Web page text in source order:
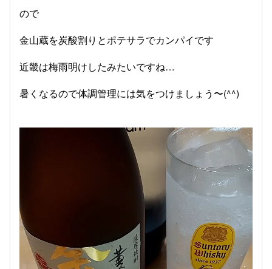
ので
金山蔵を炭酸割りとポテサラでカンパイです
近畿は梅雨明けしたみたいですね…
暑くなるので体調管理には気をつけましょう〜(^^)